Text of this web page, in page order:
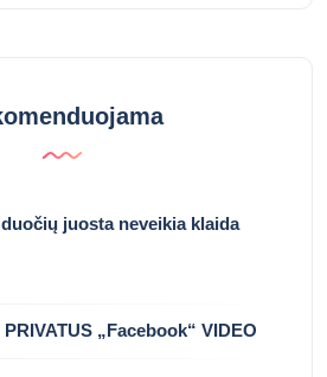
juosta neveikia klaida
„Facebook“ VIDEO